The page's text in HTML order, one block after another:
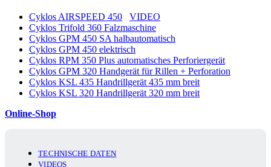
Cyklos AIRSPEED 450
VIDEO
Cyklos Trifold 360 Falzmaschine
Cyklos GPM 450 SA halbautomatisch
Cyklos GPM 450 elektrisch
Cyklos RPM 350 Plus automatisches Perforiergerät
Cyklos GPM 320 Handgerät für Rillen + Perforation
Cyklos KSL 435 Handrillgerät 435 mm breit
Cyklos KSL 320 Handrillgerät 320 mm breit
Online-Shop
TECHNISCHE DATEN
VIDEOS